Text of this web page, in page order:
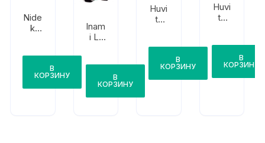
Nide
k
В
КОРЗИНУ
Inam
i L-
В
КОРЗИНУ
Huvi
tz
0
В
КОРЗИНУ
Huvi
tz
0
В
КОРЗИНУ